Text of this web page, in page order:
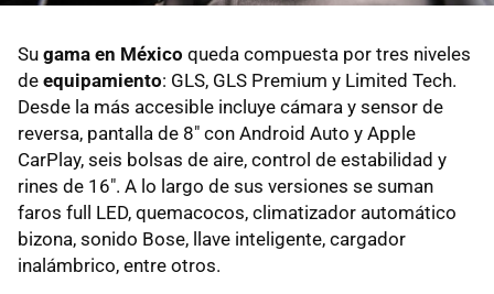
Su gama en México queda compuesta por tres niveles
de equipamiento: GLS, GLS Premium y Limited Tech.
Desde la más accesible incluye cámara y sensor de
reversa, pantalla de 8" con Android Auto y Apple
CarPlay, seis bolsas de aire, control de estabilidad y
rines de 16". A lo largo de sus versiones se suman
faros full LED, quemacocos, climatizador automático
bizona, sonido Bose, llave inteligente, cargador
inalámbrico, entre otros.